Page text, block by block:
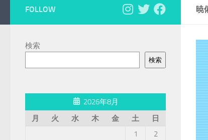
暁
FOLLOW
検索
検索
2026年8月
月
火 水 木 金 土
日
1
2